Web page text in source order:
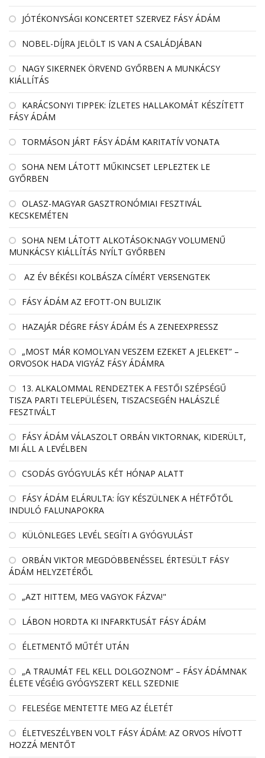
JÓTÉKONYSÁGI KONCERTET SZERVEZ FÁSY ÁDÁM
NOBEL-DÍJRA JELÖLT IS VAN A CSALÁDJÁBAN
NAGY SIKERNEK ÖRVEND GYŐRBEN A MUNKÁCSY
KIÁLLÍTÁS
KARÁCSONYI TIPPEK: ÍZLETES HALLAKOMÁT KÉSZÍTETT
FÁSY ÁDÁM
TORMÁSON JÁRT FÁSY ÁDÁM KARITATÍV VONATA
SOHA NEM LÁTOTT MŰKINCSET LEPLEZTEK LE
GYŐRBEN
OLASZ-MAGYAR GASZTRONÓMIAI FESZTIVÁL
KECSKEMÉTEN
SOHA NEM LÁTOTT ALKOTÁSOK:NAGY VOLUMENŰ
MUNKÁCSY KIÁLLÍTÁS NYÍLT GYŐRBEN
AZ ÉV BÉKÉSI KOLBÁSZA CÍMÉRT VERSENGTEK
FÁSY ÁDÁM AZ EFOTT-ON BULIZIK
HAZAJÁR DÉGRE FÁSY ÁDÁM ÉS A ZENEEXPRESSZ
„MOST MÁR KOMOLYAN VESZEM EZEKET A JELEKET” –
ORVOSOK HADA VIGYÁZ FÁSY ÁDÁMRA
13. ALKALOMMAL RENDEZTEK A FESTŐI SZÉPSÉGŰ
TISZA PARTI TELEPÜLÉSEN, TISZACSEGÉN HALÁSZLÉ
FESZTIVÁLT
FÁSY ÁDÁM VÁLASZOLT ORBÁN VIKTORNAK, KIDERÜLT,
MI ÁLL A LEVÉLBEN
CSODÁS GYÓGYULÁS KÉT HÓNAP ALATT
FÁSY ÁDÁM ELÁRULTA: ÍGY KÉSZÜLNEK A HÉTFŐTŐL
INDULÓ FALUNAPOKRA
KÜLÖNLEGES LEVÉL SEGÍTI A GYÓGYULÁST
ORBÁN VIKTOR MEGDÖBBENÉSSEL ÉRTESÜLT FÁSY
ÁDÁM HELYZETÉRŐL
„AZT HITTEM, MEG VAGYOK FÁZVA!"
LÁBON HORDTA KI INFARKTUSÁT FÁSY ÁDÁM
ÉLETMENTŐ MŰTÉT UTÁN
„A TRAUMÁT FEL KELL DOLGOZNOM” – FÁSY ÁDÁMNAK
ÉLETE VÉGÉIG GYÓGYSZERT KELL SZEDNIE
FELESÉGE MENTETTE MEG AZ ÉLETÉT
ÉLETVESZÉLYBEN VOLT FÁSY ÁDÁM: AZ ORVOS HÍVOTT
HOZZÁ MENTŐT